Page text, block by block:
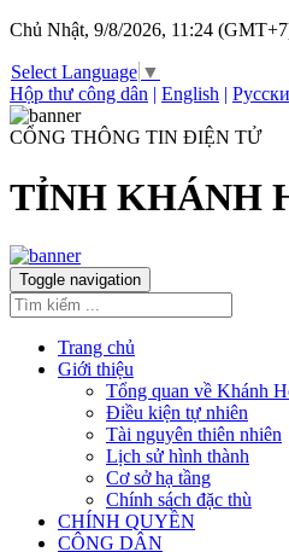
Chủ Nhật, 9/8/2026, 11:24
Select Language ▼
Hộp thư công dân | English |
CỔNG THÔNG TIN ĐIỆN TỬ
TỈNH KHÁNH
Toggle navigation
Trang chủ
Giới thiệu
Tổng quan về Khánh
Điều kiện tự nhiên
Tài nguyên thiên nhiên
Lịch sử hình thành
Cơ sở hạ tầng
Chính sách đặc thù
CHÍNH QUYỀN
CÔNG DÂN